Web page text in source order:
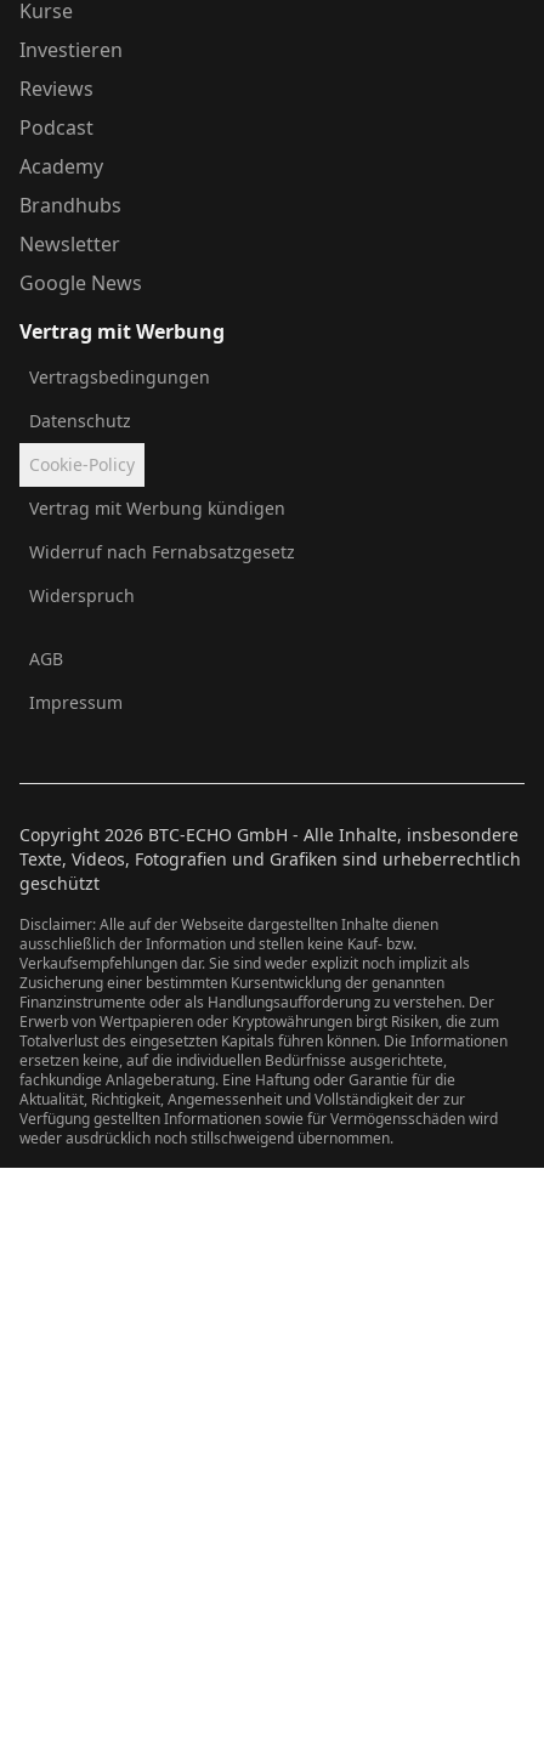
Kurse
Investieren
Reviews
Podcast
Academy
Brandhubs
Newsletter
Google News
Vertrag mit Werbung
Vertragsbedingungen
Datenschutz
Cookie-Policy
Vertrag mit Werbung kündigen
Widerruf nach Fernabsatzgesetz
Widerspruch
AGB
Impressum
Copyright 2026 BTC-ECHO GmbH - Alle Inhalte, insbesondere
Texte, Videos, Fotografien und Grafiken sind urheberrechtlich
geschützt
Disclaimer: Alle auf der Webseite dargestellten Inhalte dienen
ausschließlich der Information und stellen keine Kauf- bzw.
Verkaufsempfehlungen dar. Sie sind weder explizit noch implizit als
Zusicherung einer bestimmten Kursentwicklung der genannten
Finanzinstrumente oder als Handlungsaufforderung zu verstehen. Der
Erwerb von Wertpapieren oder Kryptowährungen birgt Risiken, die zum
Totalverlust des eingesetzten Kapitals führen können. Die Informationen
ersetzen keine, auf die individuellen Bedürfnisse ausgerichtete,
fachkundige Anlageberatung. Eine Haftung oder Garantie für die
Aktualität, Richtigkeit, Angemessenheit und Vollständigkeit der zur
Verfügung gestellten Informationen sowie für Vermögensschäden wird
weder ausdrücklich noch stillschweigend übernommen.